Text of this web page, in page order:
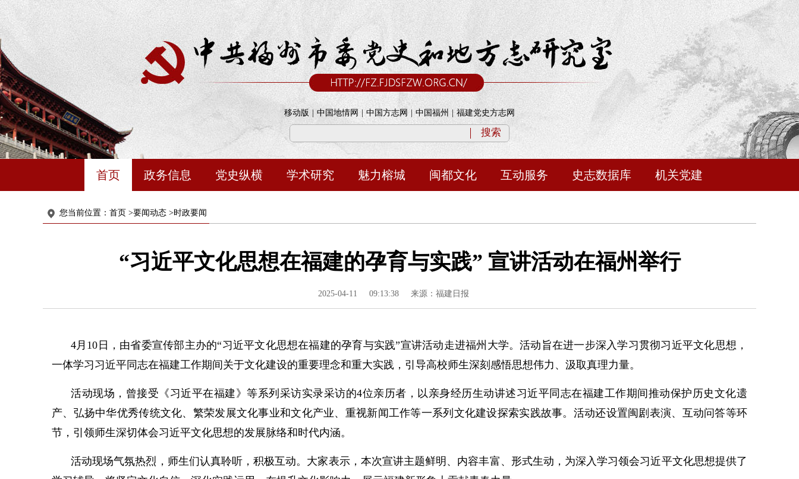
移动版 中国地情网 中国方志网 中国福州 福建党史方志网
搜索
首页 政务信息 党史纵横 学术研究 魅力榕城 闽都文化 互动服务 史志数据库 机关党建
您当前位置： 首页 >要闻动态 >时政要闻
“习近平文化思想在福建的孕育与实践” 宣讲活动在福州举行
2025-04-11 09:13:38 来源：福建日报
4月10日，由省委宣传部主办的“习近平文化思想在福建的孕育与实践”宣讲活动走进福州大学。活动旨在进一步深入学习贯彻习近平文化思想，
一体学习习近平同志在福建工作期间关于文化建设的重要理念和重大实践，引导高校师生深刻感悟思想伟力、汲取真理力量。
活动现场，曾接受《习近平在福建》等系列采访实录采访的4位亲历者，以亲身经历生动讲述习近平同志在福建工作期间推动保护历史文化遗
产、弘扬中华优秀传统文化、繁荣发展文化事业和文化产业、重视新闻工作等一系列文化建设探索实践故事。活动还设置闽剧表演、互动问答等环
节，引领师生深切体会习近平文化思想的发展脉络和时代内涵。
活动现场气氛热烈，师生们认真聆听，积极互动。大家表示，本次宣讲主题鲜明、内容丰富、形式生动，为深入学习领会习近平文化思想提供了